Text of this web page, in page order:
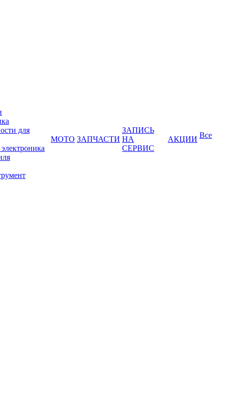
для
МОТО ЗАПЧАСТИ
ЗАПИСЬ
НА
СЕРВИС
АКЦИИ Все